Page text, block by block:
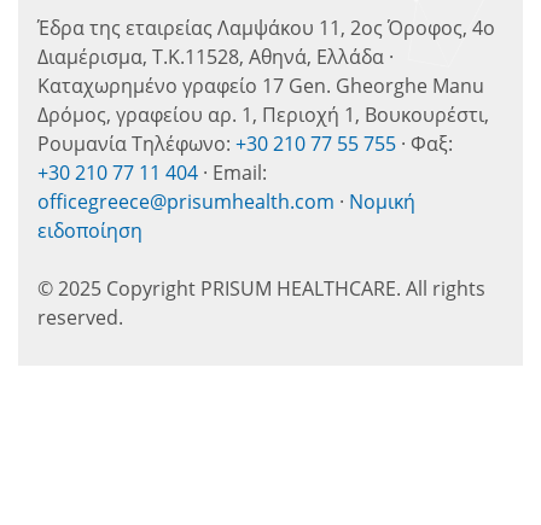
Έδρα της εταιρείας Λαμψάκου 11, 2ος Όροφος, 4ο
Διαμέρισμα, Τ.Κ.11528, Αθηνά, Ελλάδα ·
Καταχωρημένο γραφείο 17 Gen. Gheorghe Manu
Δρόμος, γραφείου αρ. 1, Περιοχή 1, Βουκουρέστι,
Ρουμανία Τηλέφωνο: +30 210 77 55 755 · Φαξ:
+30 210 77 11 404 · Email:
officegreece@prisumhealth.com · Νομική
ειδοποίηση
© 2025 Copyright PRISUM HEALTHCARE. All rights
reserved.